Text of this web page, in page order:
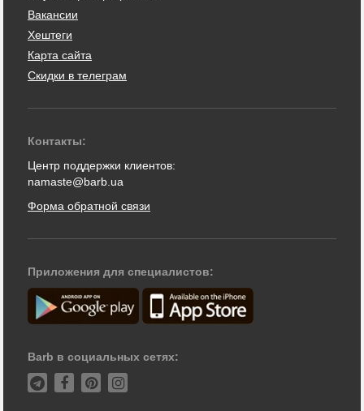
Вакансии
Хештеги
Карта сайта
Скидки в телеграм
Контакты:
Центр поддержки клиентов:
namaste@barb.ua
Форма обратной связи
Приложения для специалистов:
Barb в социальных сетях: